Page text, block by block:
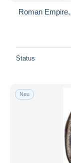
Roman
Status
Neu